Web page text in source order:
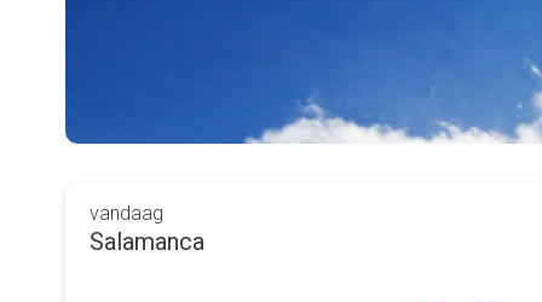
vandaag
Salamanca